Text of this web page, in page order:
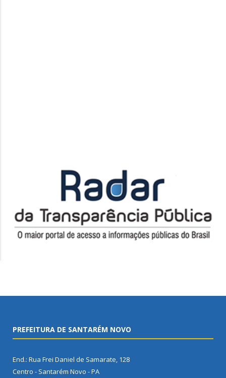
PREFEITURA DE SANTARÉM NOVO
End.: Rua Frei Daniel de Samarate, 128
Centro - Santarém Novo - PA